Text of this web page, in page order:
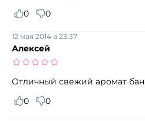
0
0
Алексей
12 мая 2014 в 23:37
Отличный свежий аромат
0
0